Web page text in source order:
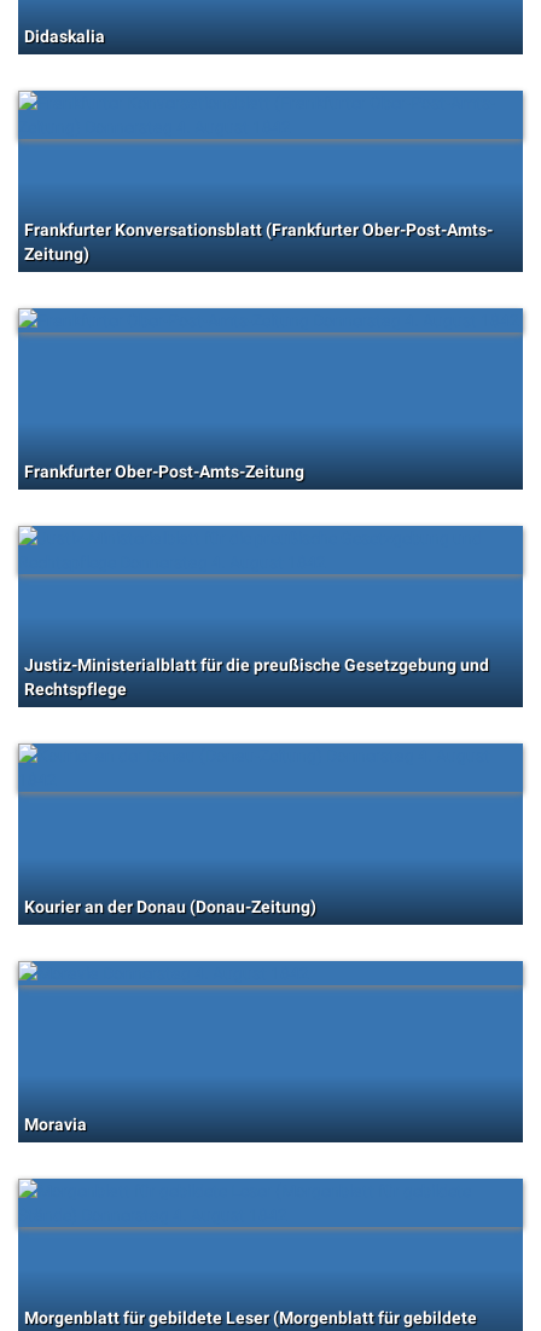
Didaskalia
Frankfurter Konversationsblatt (Frankfurter Ober-Post-Amts-
Zeitung)
Frankfurter Ober-Post-Amts-Zeitung
Justiz-Ministerialblatt für die preußische Gesetzgebung und
Rechtspflege
Kourier an der Donau (Donau-Zeitung)
Moravia
Morgenblatt für gebildete Leser (Morgenblatt für gebildete